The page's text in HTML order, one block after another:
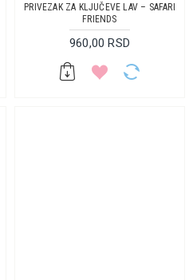
PRIVEZAK ZA KLJUČEVE LAV – SAFARI
FRIENDS
960,00 RSD